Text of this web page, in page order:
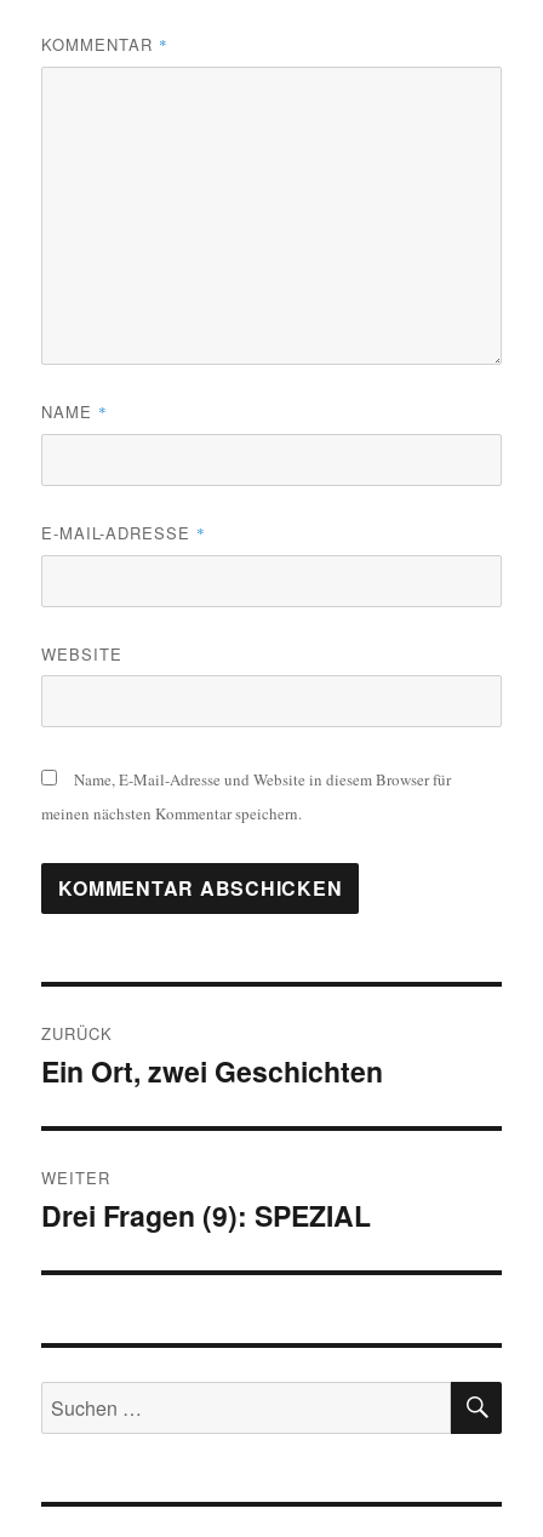
KOMMENTAR *
NAME *
E-MAIL-ADRESSE *
WEBSITE
Name, E-Mail-Adresse und Website in diesem Browser für
meinen nächsten Kommentar speichern.
ZURÜCK
Vorheriger
Ein Ort, zwei Geschichten
WEITER
Nächster
Drei Fragen (9): SPEZIAL
Suchen
nach: